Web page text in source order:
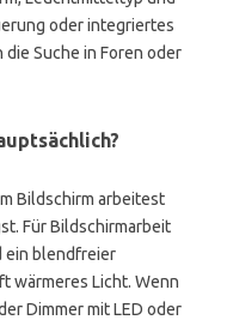
oder integriertes
Suche in Foren oder
Bildschirm arbeitest
Für Bildschirmarbeit
ein blendfreier
wärmeres Licht. Wenn
Dimmer mit LED oder